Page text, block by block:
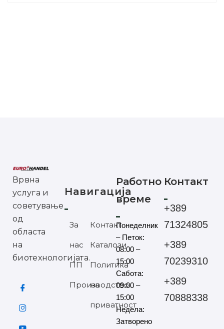
Врвна
услуга и
советување
од
областа
на
биотехнологијата.
Навигација
За
нас
ПП
Производство
Контакт
Каталози
Политика
на
приватност
Работно
време
Понеделник
– Петок:
08:00 –
15:00
Сабота:
09:00 –
15:00
Недела:
Затворено
Контакт
+389
71324805
+389
70239310
+389
70888338